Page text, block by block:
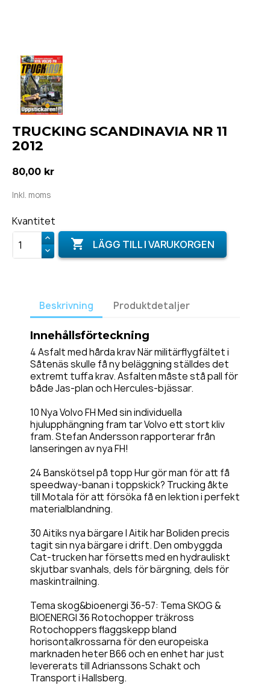
TRUCKING SCANDINAVIA NR 11
2012
80,00 kr
Inkl. moms
Kvantitet
 LÄGG TILL I VARUKORGEN
Beskrivning Produktdetaljer
Innehållsförteckning
4 Asfalt med hårda krav När militärflygfältet i
Såtenäs skulle få ny beläggning ställdes det
extremt tuffa krav. Asfalten måste stå pall för
både Jas-plan och Hercules-bjässar.
10 Nya Volvo FH Med sin individuella
hjulupphängning fram tar Volvo ett stort kliv
fram. Stefan Andersson rapporterar från
lanseringen av nya FH!
24 Banskötsel på topp Hur gör man för att få
speedway-banan i toppskick? Trucking åkte
till Motala för att försöka få en lektion i perfekt
materialblandning.
30 Aitiks nya bärgare I Aitik har Boliden precis
tagit sin nya bärgare i drift. Den ombyggda
Cat-trucken har försetts med en hydrauliskt
skjutbar svanhals, dels för bärgning, dels för
maskintrailning.
Tema skog&bioenergi 36-57: Tema SKOG &
BIOENERGI 36 Rotochopper träkross
Rotochoppers flaggskepp bland
horisontalkrossarna för den europeiska
marknaden heter B66 och en enhet har just
levererats till Adrianssons Schakt och
Transport i Hallsberg.